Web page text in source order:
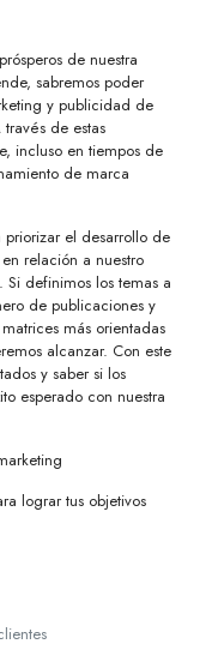
de nuestra
sabremos poder
y publicidad de
de estas
incluso en tiempos de
de marca
el desarrollo de
relación a nuestro
. Si definimos los temas a
de publicaciones y
más orientadas
alcanzar. Con este
y saber si los
esperado con nuestra
lograr tus objetivos